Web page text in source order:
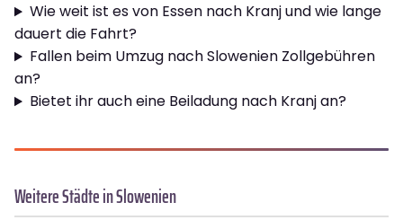
Wie weit ist es von Essen nach Kranj und wie lange
dauert die Fahrt?
Fallen beim Umzug nach Slowenien Zollgebühren
an?
Bietet ihr auch eine Beiladung nach Kranj an?
Weitere Städte in Slowenien